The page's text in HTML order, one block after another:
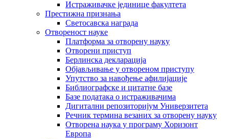
Истраживачке јединице факултета
Престижна признања
Светосавска награда
Отвореност науке
Платформа за отворену науку
Отворени приступ
Берлинска декларација
Објављивање у отвореном приступу
Упутство за навођење афилијације
Библиографске и цитатне базе
Базе података о истраживачима
Дигитални репозиторијум Универзитета
Рeчник термина везаних за отворену науку
Отворена наука у програму Хоризонт
Европа